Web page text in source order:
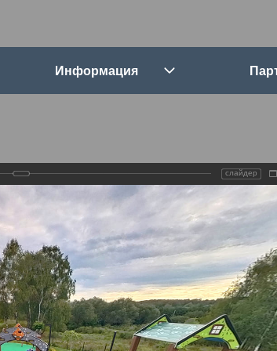
Информация
слайдер